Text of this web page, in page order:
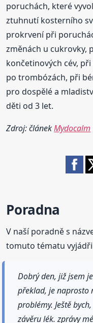
poruchách, které
ztuhnutí kosterního
prokrvení při
změnách u cukrovky,
končetinových cév,
po trombózách, při
pro dospělé a
děti od 3 let.
Zdroj: článekMydocalm
Poradna
V naší poradně s
tomuto tématu
Dobrý den, již jsem
překlad, je naprosto
problémy. Ještě
závěru lék. zprávy